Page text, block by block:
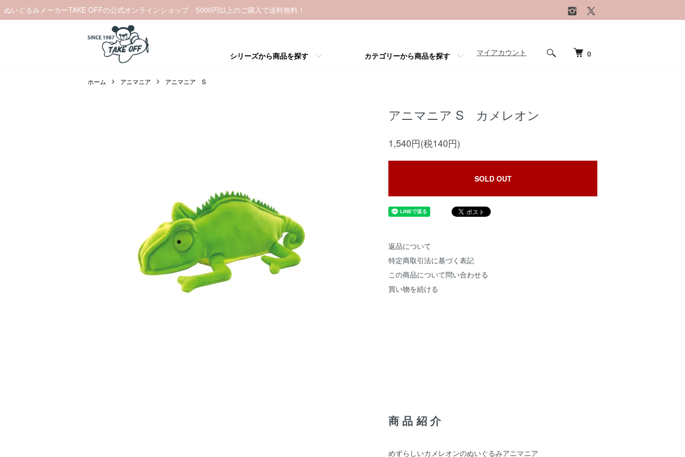
ぬいぐるみメーカーTAKE OFFの公式オンラインショップ 5000円以上のご購入で送料無料！
マイアカウント 0
シリーズから商品を探す カテゴリーから商品を探す
ホーム アニマニア アニマニア S
アニマニア S カメレオン
1,540円(税140円)
SOLD OUT
返品について
特定商取引法に基づく表記
この商品について問い合わせる
買い物を続ける
商品紹介
めずらしいカメレオンのぬいぐるみアニマニア